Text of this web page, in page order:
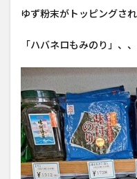
ゆず粉末がトッピングさ
「ハバネロもみのり」、